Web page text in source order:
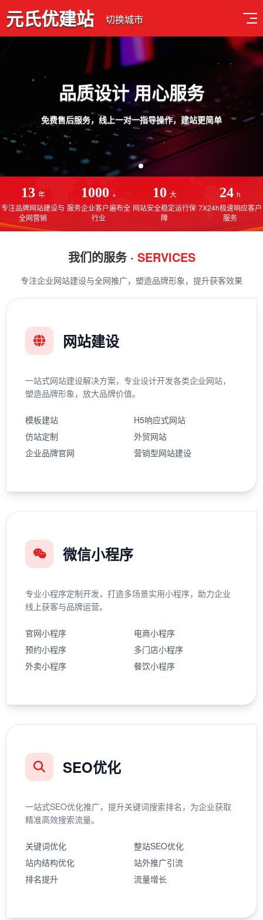
元氏优建站 切换城市
品质设计 用心服务
免费售后服务，线上一对一指导操作，建站更简单
13 年
专注品牌网站建设与
全网营销
1000 +
服务企业客户遍布全
行业
10 大
网站安全稳定运行保
障
24 h
7X24h极速响应客户
服务
我们的服务 · SERVICES
专注企业网站建设与全网推广，塑造品牌形象，提升获客效果
网站建设
一站式网站建设解决方案，专业设计开发各类企业网站，
塑造品牌形象，放大品牌价值。
模板建站
H5响应式网站
仿站定制
外贸网站
企业品牌官网
营销型网站建设
微信小程序
专业小程序定制开发，打造多场景实用小程序，助力企业
线上获客与品牌运营。
官网小程序
电商小程序
预约小程序
多门店小程序
外卖小程序
餐饮小程序
SEO优化
一站式SEO优化推广，提升关键词搜索排名，为企业获取
精准高效搜索流量。
关键词优化
整站SEO优化
站内结构优化
站外推广引流
排名提升
流量增长